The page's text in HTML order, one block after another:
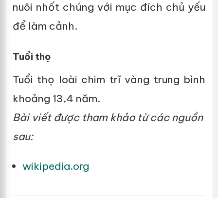
nuôi nhốt chúng với mục đích chủ yếu
để làm cảnh.
Tuổi thọ
Tuổi thọ loài chim trĩ vàng trung bình
khoảng 13,4 năm.
Bài viết được tham khảo từ các nguồn
sau:
wikipedia.org